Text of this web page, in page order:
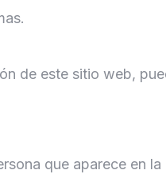
de este sitio web,
que aparece en